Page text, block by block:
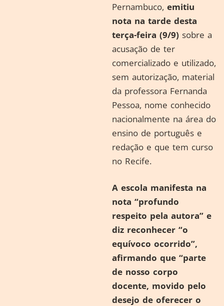
Pernambuco, emitiu
nota na tarde desta
terça-feira (9/9) sobre a
acusação de ter
comercializado e utilizado,
sem autorização, material
da professora Fernanda
Pessoa, nome conhecido
nacionalmente na área do
ensino de português e
redação e que tem curso
no Recife.
A escola manifesta na
nota “profundo
respeito pela autora” e
diz reconhecer “o
equívoco ocorrido”,
afirmando que “parte
de nosso corpo
docente, movido pelo
desejo de oferecer o